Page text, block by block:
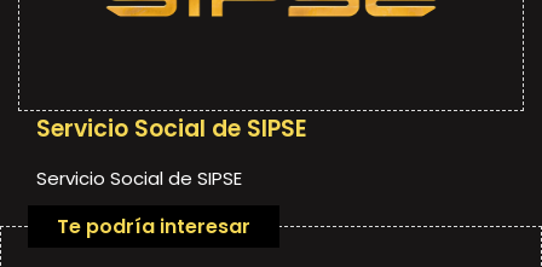
Servicio Social de SIPSE
Servicio Social de SIPSE
Te podría interesar